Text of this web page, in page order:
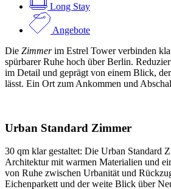
Long Stay
Angebote
Die Zimmerim Estrel Tower verbinden
spürbarer Ruhe hoch über Berlin.
im Detail und geprägt von einem Blick,
lässt. Ein Ort zum Ankommen und
Urban Standard Zimmer
30 qm klar gestaltet: Die Urban Standard
Architektur mit warmen Materialien und
von Ruhe zwischen Urbanität und
Eichenparkett und der weite Blick über